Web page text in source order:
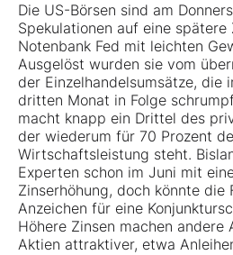
Kontakt
Die US-Börsen sind am
Spekulationen auf eine spätere
Notenbank Fed mit leichten
Ausgelöst wurden sie vom
der Einzelhandelsumsätze, die
dritten Monat in Folge
macht knapp ein Drittel des
der wiederum für 70 Prozent
Wirtschaftsleistung steht.
Experten schon im Juni mit
Zinserhöhung, doch könnte die
Anzeichen für eine
Höhere Zinsen machen andere
Aktien attraktiver, etwa